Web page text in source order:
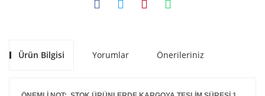
Ürün Bilgisi Yorumlar Önerileriniz